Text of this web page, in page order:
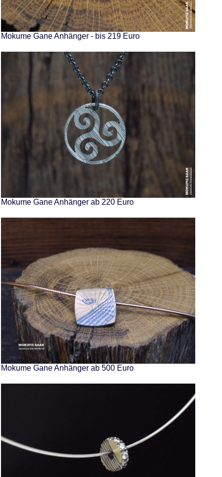
Mokume Gane Anhänger - bis 219 Euro
Mokume Gane Anhänger ab 220 Euro
Mokume Gane Anhänger ab 500 Euro